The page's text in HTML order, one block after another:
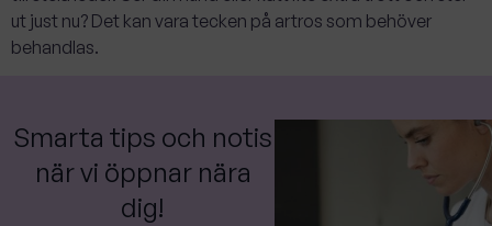
ut just nu? Det kan vara tecken på artros som behöver
behandlas.
Smarta tips och notis
när vi öppnar nära
dig!